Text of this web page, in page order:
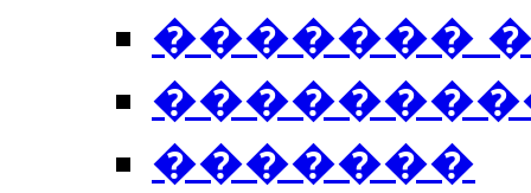
�������
�������